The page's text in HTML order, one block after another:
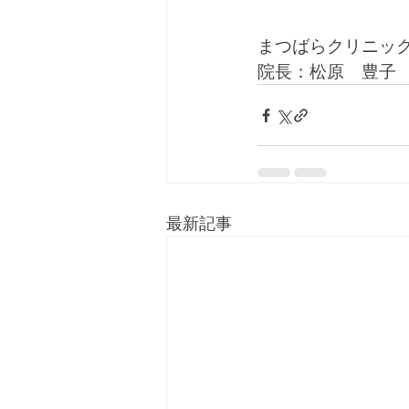
まつばらクリニッ
院長：松原　豊子
最新記事